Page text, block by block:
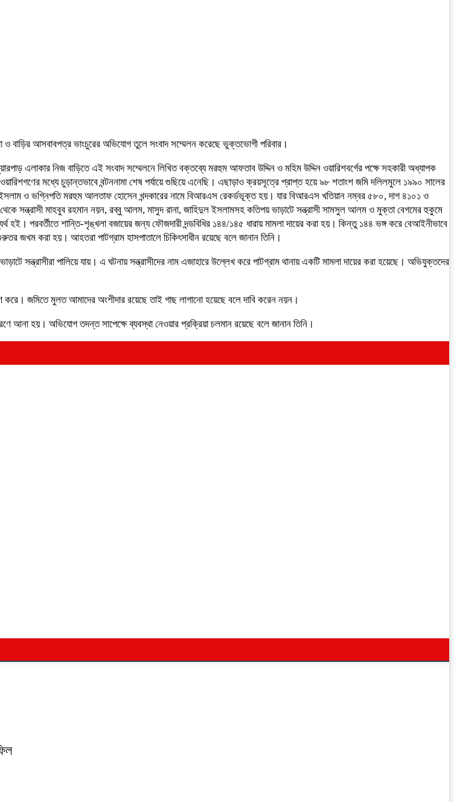
ও বাড়ির আসবাবপত্র ভাংচুরের অভিযোগ তুলে সংবাদ সম্মেলন করেছে ভুক্তভোগী পরিবার।
এলাকার নিজ বাড়িতে এই সংবাদ সম্মেলনে লিখিত বক্তব্যে মরহুম আফতাব উদ্দিন ও মহিম উদ্দিন ওয়ারিশবর্গের পক্ষে সহকারী অধ্যাপক
মধ্যে চুড়ান্তভাবে বন্টননামা শেষ পর্যায়ে গুছিয়ে এনেছি। এছাড়াও ক্রয়সূত্রে প্রাপ্ত হয়ে ৯৮ শতাংশ জমি দলিলমুলে ১৯৯০ সালের
ও ভগ্নিপতি মরহুম আলতাফ হোসেন খন্দকারের নামে বিআরএস রেকর্ডভূক্ত হয়। যার বিআরএস খতিয়ান নম্বর ৫৮০, দাগ ৪১০১ ও
সন্ত্রাসী মাহবুব রহমান নয়ন, রব্বু আলম, মাসুদ রানা, জাহিদুল ইসলামসহ কতিপয় ভাড়াটে সন্ত্রাসী সামসুল আলম ও মুক্তা বেগমের হুকুমে
হই। পরবর্তীতে শান্তি-শৃঙ্খলা বজায়ের জন্য ফৌজদারী দন্ডবিধির ১৪৪/১৪৫ ধারায় মামলা দায়ের করা হয়। কিন্তু ১৪৪ ভঙ্গ করে বেআইনীভাবে
জখম করা হয়। আহতরা পাটগ্রাম হাসপাতালে চিকিৎসাধীন রয়েছে বলে জানান তিনি।
সন্ত্রাসীরা পালিয়ে যায়। এ ঘটনায় সন্ত্রাসীদের নাম এজাহারে উল্লেখ করে পাটগ্রাম থানায় একটি মামলা দায়ের করা হয়েছে। অভিযুক্তদের
জমিতে মুলত আমাদের অংশীদার রয়েছে তাই গাছ লাগানো হয়েছে বলে দাবি করেন নয়ন।
আনা হয়। অভিযোগ তদন্ত সাপেক্ষে ব্যবস্থা নেওয়ার প্রক্রিয়া চলমান রয়েছে বলে জানান তিনি।